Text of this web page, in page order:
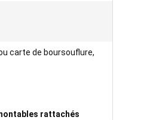
carte de boursouflure,
rattachés